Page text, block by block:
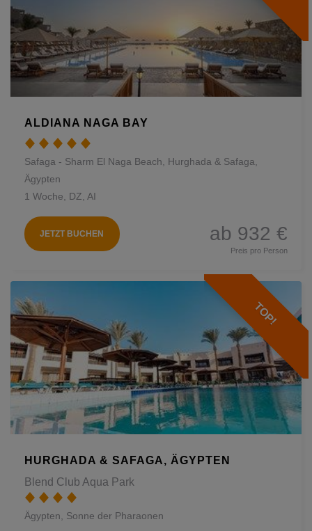
ALDIANA NAGA BAY
Safaga - Sharm El Naga Beach, Hurghada & Safaga,
Ägypten
1 Woche, DZ, AI
JETZT BUCHEN ab 932 €
Preis pro Person
TOP!
HURGHADA & SAFAGA, ÄGYPTEN
Blend Club Aqua Park
Ägypten, Sonne der Pharaonen